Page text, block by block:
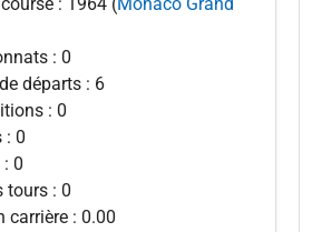
: 0
départs : 6
: 0
: 0
0
tours : 0
carrière : 0.00